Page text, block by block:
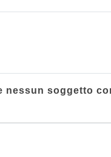
nessun soggetto